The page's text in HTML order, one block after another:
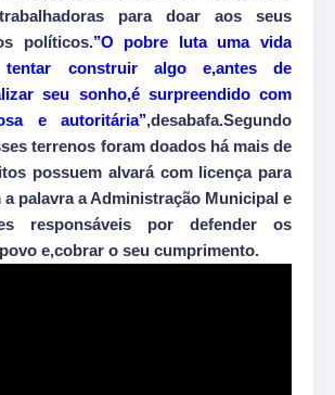
para doar aos seus
políticos.’’O pobre luta uma vida
construir algo e,antes de
seu sonho,é surpreendido com
e autoritária’’,desabafa.Segundo
terrenos foram doados há mais de
possuem alvará com licença para
palavra a Administração Municipal e
responsáveis por defender os
e,cobrar o seu cumprimento.